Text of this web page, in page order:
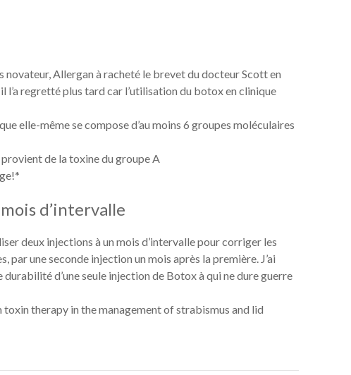
Allergan à racheté le brevet du docteur Scott en
regretté plus tard car l’utilisation du botox en clinique
elle-même se compose d’au moins 6 groupes moléculaires
de la toxine du groupe A
d’intervalle
deux injections à un mois d’intervalle pour corriger les
une seconde injection un mois après la première. J’ai
d’une seule injection de Botox à qui ne dure guerre
therapy in the management of strabismus and lid